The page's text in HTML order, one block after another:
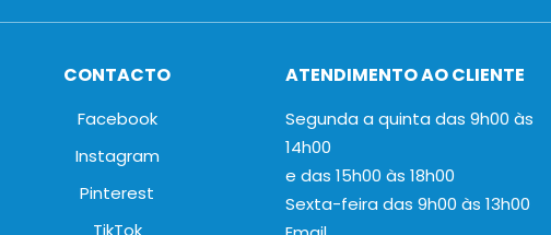
CONTACTO
Facebook
Instagram
Pinterest
TikTok
ATENDIMENTO AO CLIENTE
Segunda a quinta das 9h00 às
14h00
e das 15h00 às 18h00
Sexta-feira das 9h00 às 13h00